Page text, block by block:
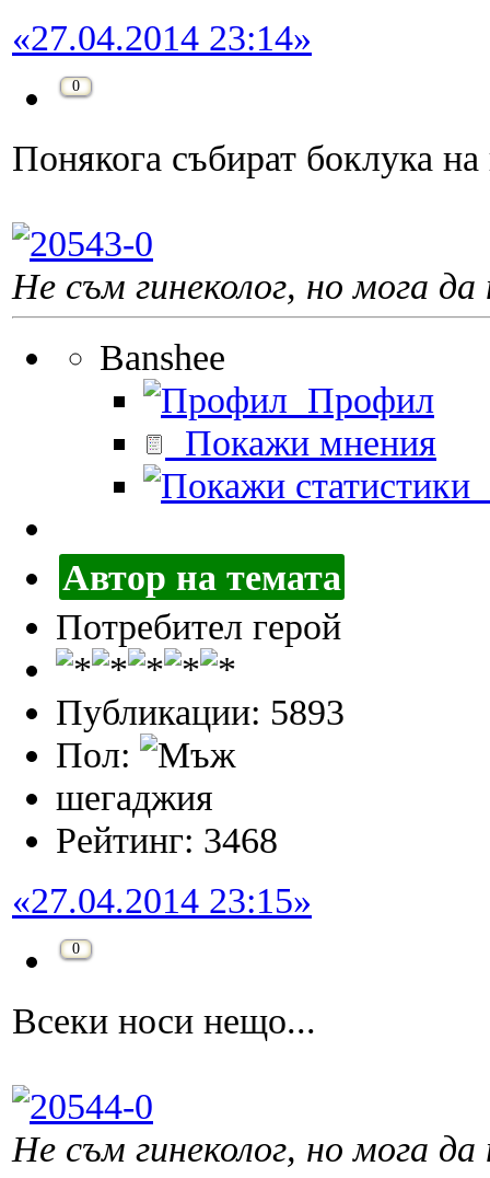
«27.04.2014 23:14»
0
Понякога събират боклука на
Не съм гинеколог, но мога да
Banshee
Профил
Покажи мнения
Автор на темата
Потребител герой
Публикации: 5893
Пол:
шегаджия
Рейтинг: 3468
«27.04.2014 23:15»
0
Всеки носи нещо...
Не съм гинеколог, но мога да